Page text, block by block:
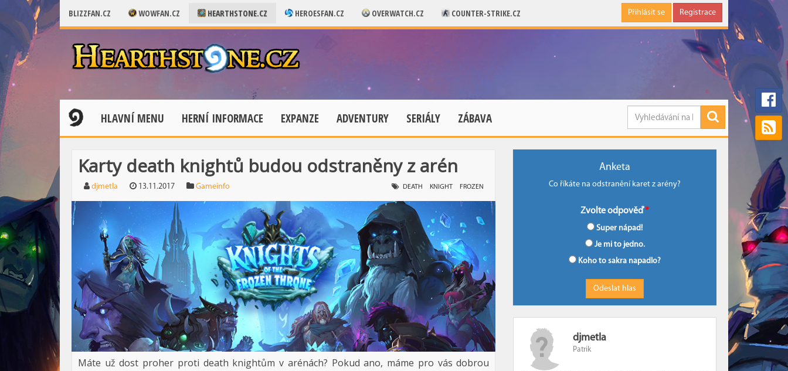
BLIZZFAN.CZ WOWFAN.CZ HEARTHSTONE.CZ HEROESFAN.CZ OVERWATCH.CZ COUNTER-STRIKE.CZ Přihlásit se Registrace
HLAVNÍ MENU HERNÍ INFORMACE EXPANZE ADVENTURY SERIÁLY ZÁBAVA
Karty death knightů budou odstraněny z arén
djmetla 13.11.2017 Gameinfo DEATH KNIGHT FROZEN
Máte už dost proher proti death knightům v arénách? Pokud ano, máme pro vás dobrou
Anketa
Co říkáte na odstranění karet z arény?
Zvolte odpověď
Super nápad!
Je mi to jedno.
Koho to sakra napadlo?
djmetla
Patrik